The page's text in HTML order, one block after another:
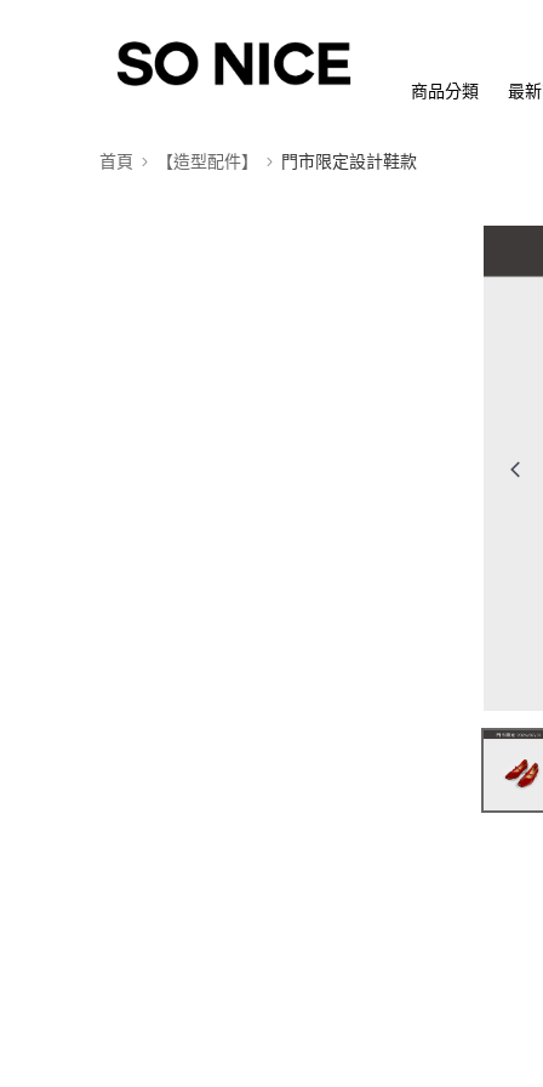
商品分類 最
首頁 【造型配件】 門市限定設計鞋款